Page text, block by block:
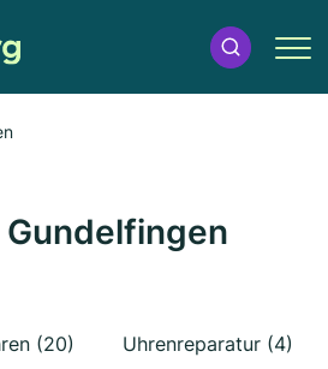
(20) Uhrenreparatur (4)